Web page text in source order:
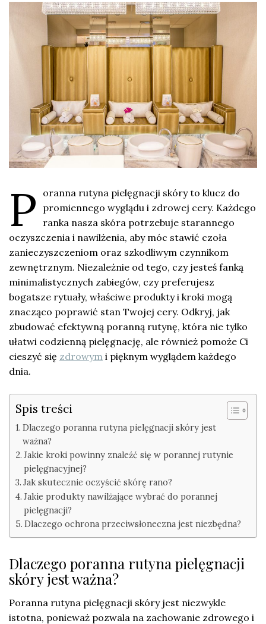
P
oranna rutyna pielęgnacji skóry to klucz do
promiennego wyglądu i zdrowej cery. Każdego
ranka nasza skóra potrzebuje starannego
oczyszczenia i nawilżenia, aby móc stawić czoła
zanieczyszczeniom oraz szkodliwym czynnikom
zewnętrznym. Niezależnie od tego, czy jesteś fanką
minimalistycznych zabiegów, czy preferujesz
bogatsze rytuały, właściwe produkty i kroki mogą
znacząco poprawić stan Twojej cery. Odkryj, jak
zbudować efektywną poranną rutynę, która nie tylko
ułatwi codzienną pielęgnację, ale również pomoże Ci
cieszyć się zdrowym i pięknym wyglądem każdego
dnia.
Spis treści
Dlaczego poranna rutyna pielęgnacji skóry jest
ważna?
Jakie kroki powinny znaleźć się w porannej rutynie
pielęgnacyjnej?
Jak skutecznie oczyścić skórę rano?
Jakie produkty nawilżające wybrać do porannej
pielęgnacji?
Dlaczego ochrona przeciwsłoneczna jest niezbędna?
Dlaczego poranna rutyna pielęgnacji
skóry jest ważna?
Poranna rutyna pielęgnacji skóry jest niezwykle
istotna, ponieważ pozwala na zachowanie zdrowego i